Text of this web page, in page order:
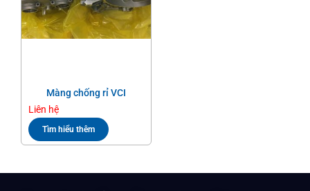
Màng chống rỉ VCI
Liên hệ
Tìm hiểu thêm